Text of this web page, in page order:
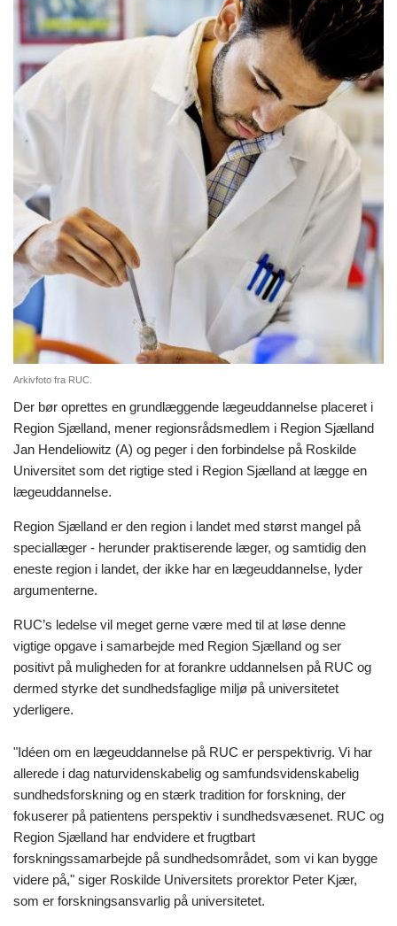
Arkivfoto fra RUC.
Der bør oprettes en grundlæggende lægeuddannelse placeret i
Region Sjælland, mener regionsrådsmedlem i Region Sjælland
Jan Hendeliowitz (A) og peger i den forbindelse på Roskilde
Universitet som det rigtige sted i Region Sjælland at lægge en
lægeuddannelse.
Region Sjælland er den region i landet med størst mangel på
speciallæger - herunder praktiserende læger, og samtidig den
eneste region i landet, der ikke har en lægeuddannelse, lyder
argumenterne.
RUC’s ledelse vil meget gerne være med til at løse denne
vigtige opgave i samarbejde med Region Sjælland og ser
positivt på muligheden for at forankre uddannelsen på RUC og
dermed styrke det sundhedsfaglige miljø på universitetet
yderligere.
"Idéen om en lægeuddannelse på RUC er perspektivrig. Vi har
allerede i dag naturvidenskabelig og samfundsvidenskabelig
sundhedsforskning og en stærk tradition for forskning, der
fokuserer på patientens perspektiv i sundhedsvæsenet. RUC og
Region Sjælland har endvidere et frugtbart
forskningssamarbejde på sundhedsområdet, som vi kan bygge
videre på," siger Roskilde Universitets prorektor Peter Kjær,
som er forskningsansvarlig på universitetet.